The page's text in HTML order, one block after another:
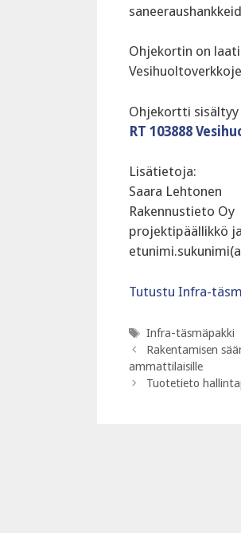
Ohjekortin on
Ohjekortti
RT 103888
Lisätietoja:
Saara Lehtonen
Rakennustieto Oy
projektipäällikkö
Tutustu Infra-
Avainsanat
Infra-täsmäpakki
Rakentamisen
ammattilaisille
Tuotetieto